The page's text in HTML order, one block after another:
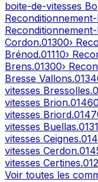
boite-de-vitesses
Cordon.01300›
Brénod.01110›
Brens.01300›
Bresse Vallons.
vitesses Bressolles.
vitesses Brion.01460
vitesses Briord.
vitesses Buellas.
vitesses Ceignes.
vitesses Cerdon.
vitesses Certines.
Voir toutes les